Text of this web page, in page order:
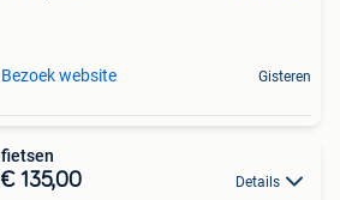
Bezoek website Gisteren
fietsen
€ 135,00 Details